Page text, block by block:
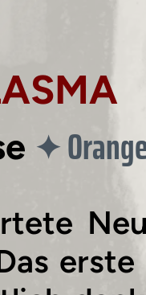
✦